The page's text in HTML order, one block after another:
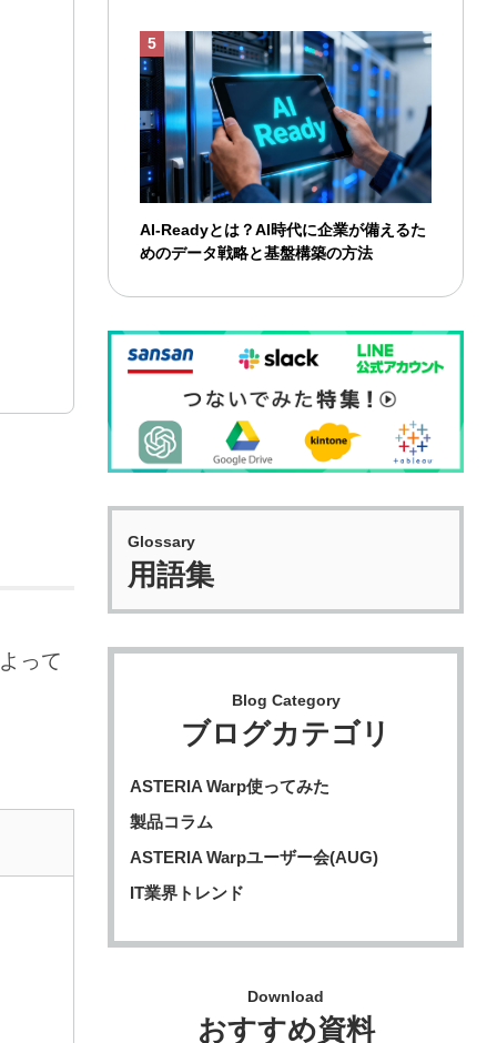
って
AI-Readyとは？AI時代に企業が備えるた
めのデータ戦略と基盤構築の方法
Glossary
用語集
Blog Category
ブログカテゴリ
ASTERIA Warp使ってみた
製品コラム
ASTERIA Warpユーザー会(AUG)
IT業界トレンド
Download
おすすめ資料